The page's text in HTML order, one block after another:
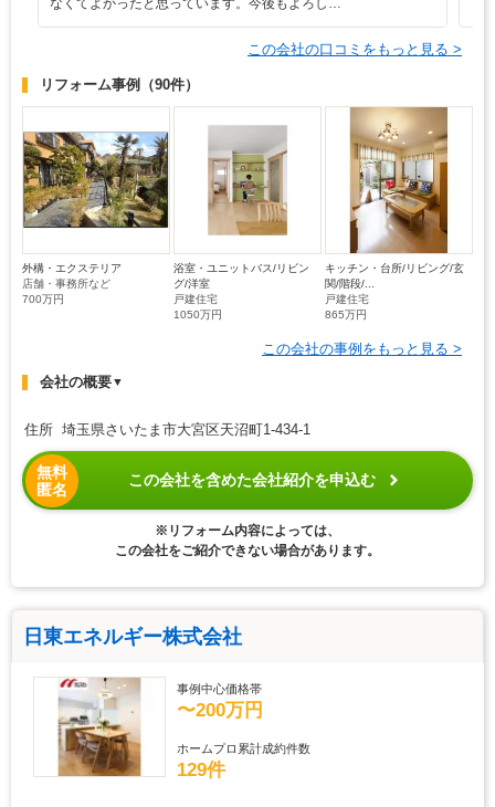
この会社の口コミをもっと見る >
リフォーム事例 （90件）
外構・エクステリア
店舗・事務所など
700万円
浴室・ユニットバス/リビン
グ/洋室
戸建住宅
1050万円
キッチン・台所/リビング/玄
関/階段/...
戸建住宅
865万円
この会社の事例をもっと見る >
会社の概要▼
住所 埼玉県さいたま市大宮区天沼町1-434-1
無料
匿名
この会社を含めた会社紹介を申込む
※リフォーム内容によっては、
この会社をご紹介できない場合があります。
日東エネルギー株式会社
事例中心価格帯
〜200万円
ホームプロ累計成約件数
129件